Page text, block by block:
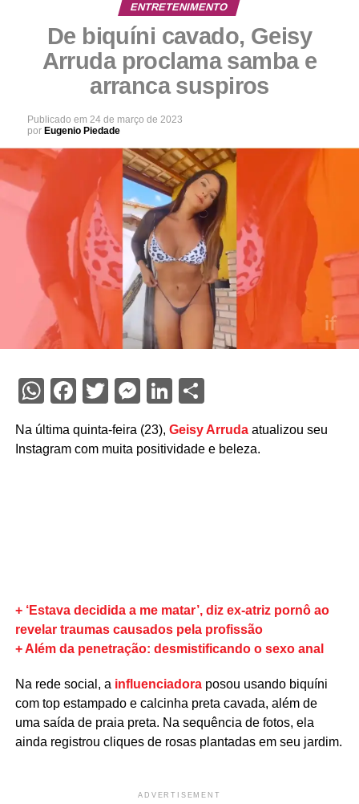
ENTRETENIMENTO
De biquíni cavado, Geisy
Arruda proclama samba e
arranca suspiros
Publicado em 24 de março de 2023
por Eugenio Piedade
WhatsApp
Facebook
Twitter
Messenger
LinkedIn
Share
Na última quinta-feira (23), Geisy Arruda atualizou seu
Instagram com muita positividade e beleza.
+ ‘Estava decidida a me matar’, diz ex-atriz pornô ao
revelar traumas causados pela profissão
+ Além da penetração: desmistificando o sexo anal
Na rede social, a influenciadora posou usando biquíni
com top estampado e calcinha preta cavada, além de
uma saída de praia preta. Na sequência de fotos, ela
ainda registrou cliques de rosas plantadas em seu jardim.
ADVERTISEMENT